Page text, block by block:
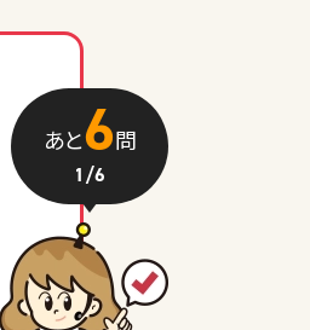
あと6問
1/6